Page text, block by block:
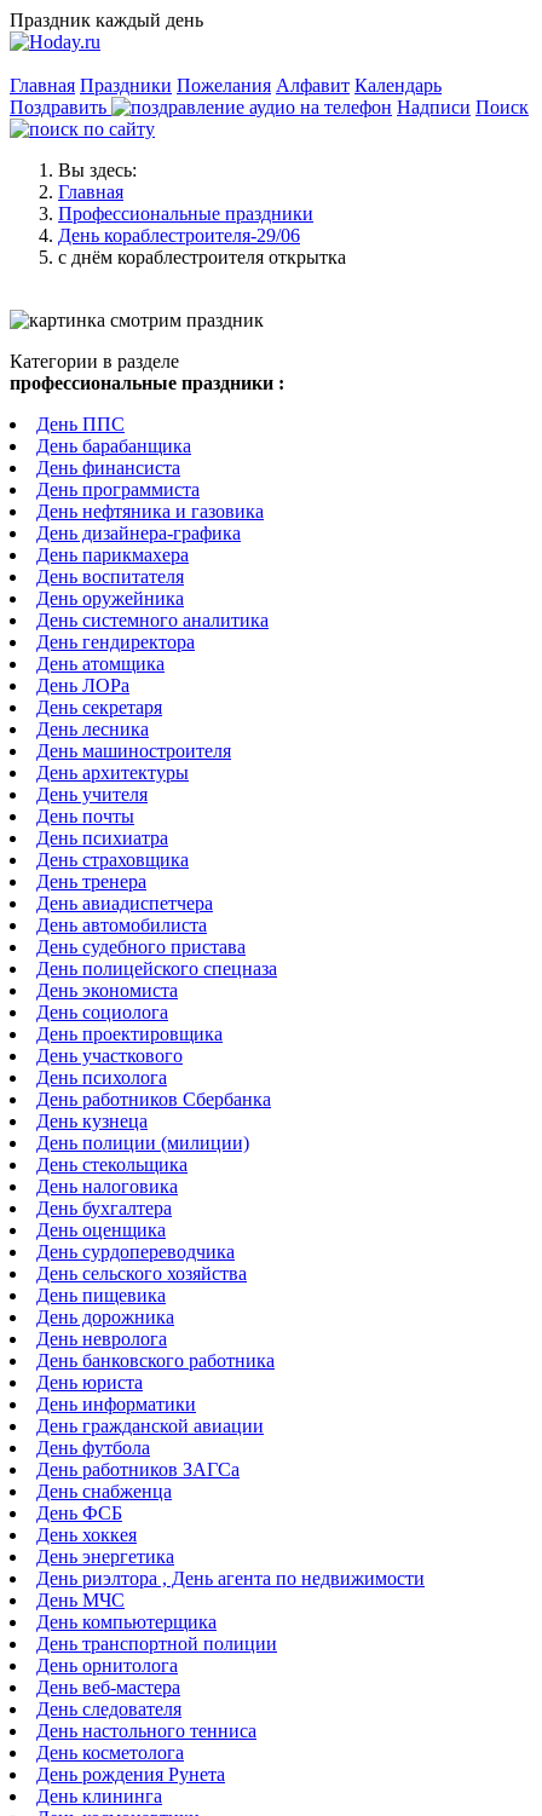
Праздник каждый день
Главная Праздники Пожелания Алфавит Календарь
Поздравить
Надписи Поиск
Вы здесь:
Главная
Профессиональные праздники
День кораблестроителя-29/06
с днём кораблестроителя открытка
Категории в разделе
профессиональные праздники :
День ППС
День барабанщика
День финансиста
День программиста
День нефтяника и газовика
День дизайнера-графика
День парикмахера
День воспитателя
День оружейника
День системного аналитика
День гендиректора
День атомщика
День ЛОРа
День секретаря
День лесника
День машиностроителя
День архитектуры
День учителя
День почты
День психиатра
День страховщика
День тренера
День авиадиспетчера
День автомобилиста
День судебного пристава
День полицейского спецназа
День экономиста
День социолога
День проектировщика
День участкового
День психолога
День работников Сбербанка
День кузнеца
День полиции (милиции)
День стекольщика
День налоговика
День бухгалтера
День оценщика
День сурдопереводчика
День сельского хозяйства
День пищевика
День дорожника
День невролога
День банковского работника
День юриста
День информатики
День гражданской авиации
День футбола
День работников ЗАГСа
День снабженца
День ФСБ
День хоккея
День энергетика
День риэлтора , День агента по недвижимости
День МЧС
День компьютерщика
День транспортной полиции
День орнитолога
День веб-мастера
День следователя
День настольного тенниса
День косметолога
День рождения Рунета
День клининга